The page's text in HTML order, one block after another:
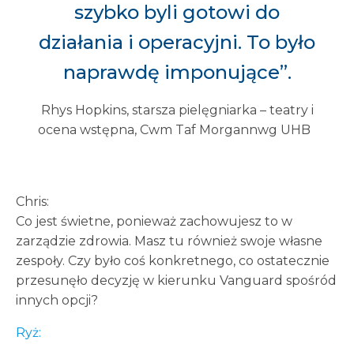
szybko byli gotowi do
działania i operacyjni. To było
naprawdę imponujące”.
Rhys Hopkins, starsza pielęgniarka – teatry i
ocena wstępna, Cwm Taf Morgannwg UHB
Chris:
Co jest świetne, ponieważ zachowujesz to w
zarządzie zdrowia. Masz tu również swoje własne
zespoły. Czy było coś konkretnego, co ostatecznie
przesunęło decyzję w kierunku Vanguard spośród
innych opcji?
Ryż: